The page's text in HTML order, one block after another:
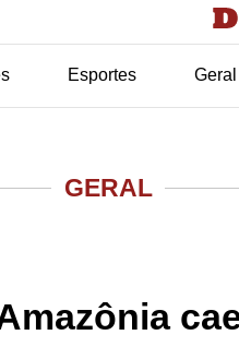
Esportes Geral
GERAL